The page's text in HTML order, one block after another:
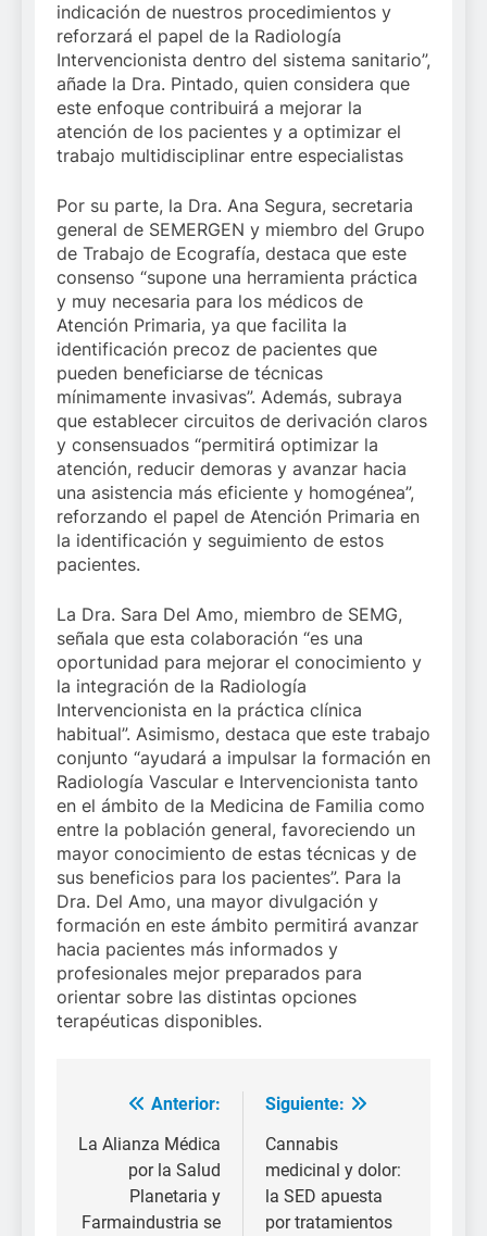
indicación de nuestros procedimientos y
reforzará el papel de la Radiología
Intervencionista dentro del sistema sanitario”,
añade la Dra. Pintado, quien considera que
este enfoque contribuirá a mejorar la
atención de los pacientes y a optimizar el
trabajo multidisciplinar entre especialistas
Por su parte, la Dra. Ana Segura, secretaria
general de SEMERGEN y miembro del Grupo
de Trabajo de Ecografía, destaca que este
consenso “supone una herramienta práctica
y muy necesaria para los médicos de
Atención Primaria, ya que facilita la
identificación precoz de pacientes que
pueden beneficiarse de técnicas
mínimamente invasivas”. Además, subraya
que establecer circuitos de derivación claros
y consensuados “permitirá optimizar la
atención, reducir demoras y avanzar hacia
una asistencia más eficiente y homogénea”,
reforzando el papel de Atención Primaria en
la identificación y seguimiento de estos
pacientes.
La Dra. Sara Del Amo, miembro de SEMG,
señala que esta colaboración “es una
oportunidad para mejorar el conocimiento y
la integración de la Radiología
Intervencionista en la práctica clínica
habitual”. Asimismo, destaca que este trabajo
conjunto “ayudará a impulsar la formación en
Radiología Vascular e Intervencionista tanto
en el ámbito de la Medicina de Familia como
entre la población general, favoreciendo un
mayor conocimiento de estas técnicas y de
sus beneficios para los pacientes”. Para la
Dra. Del Amo, una mayor divulgación y
formación en este ámbito permitirá avanzar
hacia pacientes más informados y
profesionales mejor preparados para
orientar sobre las distintas opciones
terapéuticas disponibles.
Navegación
de
entradas
Anterior:
La Alianza Médica
por la Salud
Planetaria y
Farmaindustria se
Siguiente:
Cannabis
medicinal y dolor:
la SED apuesta
por tratamientos